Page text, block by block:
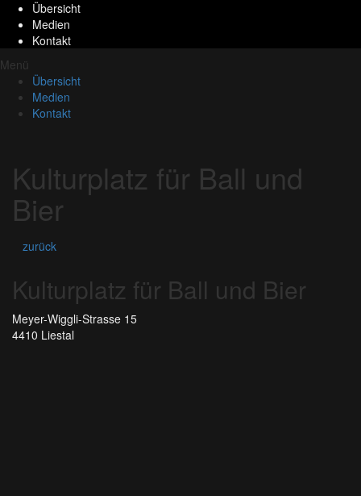
Übersicht
Medien
Kontakt
Menü
Übersicht
Medien
Kontakt
Kulturplatz für Ball und
Bier
zurück
Kulturplatz für Ball und Bier
Meyer-Wiggli-Strasse 15
4410 Liestal